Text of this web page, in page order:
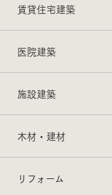
賃貸住宅建築
医院建築
施設建築
木材・建材
リフォーム